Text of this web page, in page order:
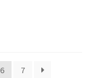
6 7